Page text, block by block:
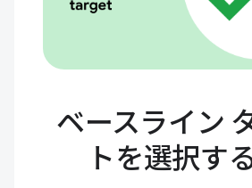
ベースライン
トを選択す